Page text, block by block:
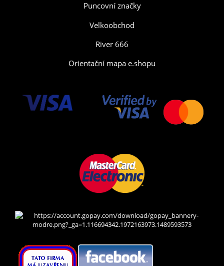
Puncovní značky
Velkoobchod
River 666
Orientační mapa e.shopu